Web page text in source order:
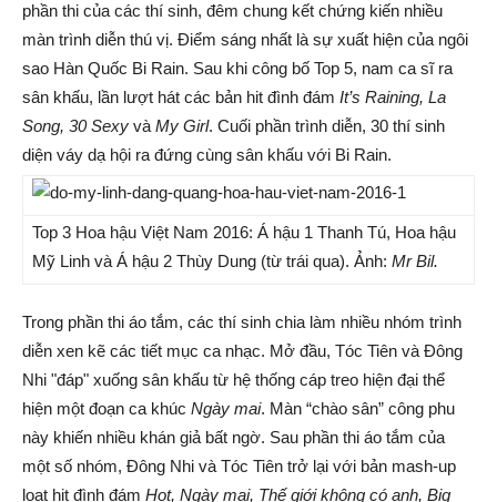
phần thi của các thí sinh, đêm chung kết chứng kiến nhiều
màn trình diễn thú vị. Điểm sáng nhất là sự xuất hiện của ngôi
sao Hàn Quốc Bi Rain. Sau khi công bố Top 5, nam ca sĩ ra
sân khấu, lần lượt hát các bản hit đình đám It’s Raining, La
Song, 30 Sexy và My Girl. Cuối phần trình diễn, 30 thí sinh
diện váy dạ hội ra đứng cùng sân khấu với Bi Rain.
Top 3 Hoa hậu Việt Nam 2016: Á hậu 1 Thanh Tú, Hoa hậu
Mỹ Linh và Á hậu 2 Thùy Dung (từ trái qua). Ảnh: Mr Bil.
Trong phần thi áo tắm, các thí sinh chia làm nhiều nhóm trình
diễn xen kẽ các tiết mục ca nhạc. Mở đầu, Tóc Tiên và Đông
Nhi "đáp" xuống sân khấu từ hệ thống cáp treo hiện đại thể
hiện một đoạn ca khúc Ngày mai. Màn “chào sân” công phu
này khiến nhiều khán giả bất ngờ. Sau phần thi áo tắm của
một số nhóm, Đông Nhi và Tóc Tiên trở lại với bản mash-up
loạt hit đình đám Hot, Ngày mai, Thế giới không có anh, Big